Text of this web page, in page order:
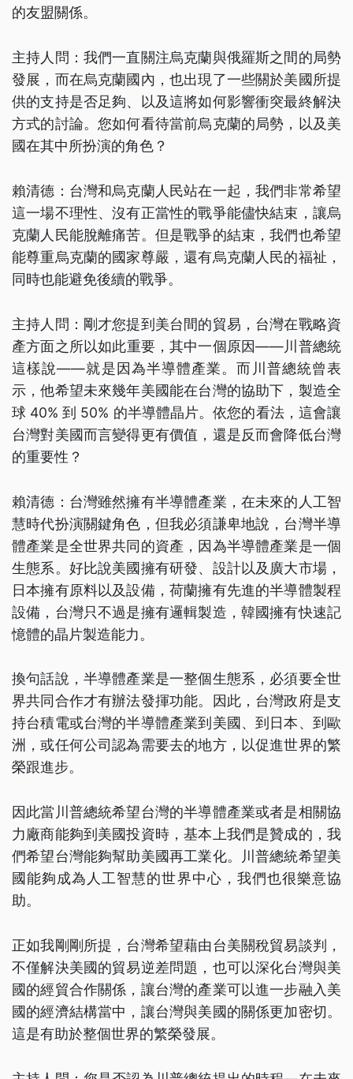
的友盟關係。
主持人問：我們一直關注烏克蘭與俄羅斯之間的局勢
發展，而在烏克蘭國內，也出現了一些關於美國所提
供的支持是否足夠、以及這將如何影響衝突最終解決
方式的討論。您如何看待當前烏克蘭的局勢，以及美
國在其中所扮演的角色？
賴清德：台灣和烏克蘭人民站在一起，我們非常希望
這一場不理性、沒有正當性的戰爭能儘快結束，讓烏
克蘭人民能脫離痛苦。但是戰爭的結束，我們也希望
能尊重烏克蘭的國家尊嚴，還有烏克蘭人民的福祉，
同時也能避免後續的戰爭。
主持人問：剛才您提到美台間的貿易，台灣在戰略資
產方面之所以如此重要，其中一個原因——川普總統
這樣說——就是因為半導體產業。而川普總統曾表
示，他希望未來幾年美國能在台灣的協助下，製造全
球 40% 到 50% 的半導體晶片。依您的看法，這會讓
台灣對美國而言變得更有價值，還是反而會降低台灣
的重要性？
賴清德：台灣雖然擁有半導體產業，在未來的人工智
慧時代扮演關鍵角色，但我必須謙卑地說，台灣半導
體產業是全世界共同的資產，因為半導體產業是一個
生態系。好比說美國擁有研發、設計以及廣大市場，
日本擁有原料以及設備，荷蘭擁有先進的半導體製程
設備，台灣只不過是擁有邏輯製造，韓國擁有快速記
憶體的晶片製造能力。
換句話說，半導體產業是一整個生態系，必須要全世
界共同合作才有辦法發揮功能。因此，台灣政府是支
持台積電或台灣的半導體產業到美國、到日本、到歐
洲，或任何公司認為需要去的地方，以促進世界的繁
榮跟進步。
因此當川普總統希望台灣的半導體產業或者是相關協
力廠商能夠到美國投資時，基本上我們是贊成的，我
們希望台灣能夠幫助美國再工業化。川普總統希望美
國能夠成為人工智慧的世界中心，我們也很樂意協
助。
正如我剛剛所提，台灣希望藉由台美關稅貿易談判，
不僅解決美國的貿易逆差問題，也可以深化台灣與美
國的經貿合作關係，讓台灣的產業可以進一步融入美
國的經濟結構當中，讓台灣與美國的關係更加密切。
這是有助於整個世界的繁榮發展。